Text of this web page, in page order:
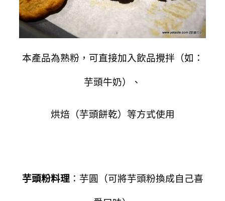
本產品為熟粉，可直接加入飲品攪拌（如：
芋頭牛奶）、
烘焙（芋頭餅乾）等方式使用
芋頭粉料理：芋圓（可將芋頭粉換成自己喜